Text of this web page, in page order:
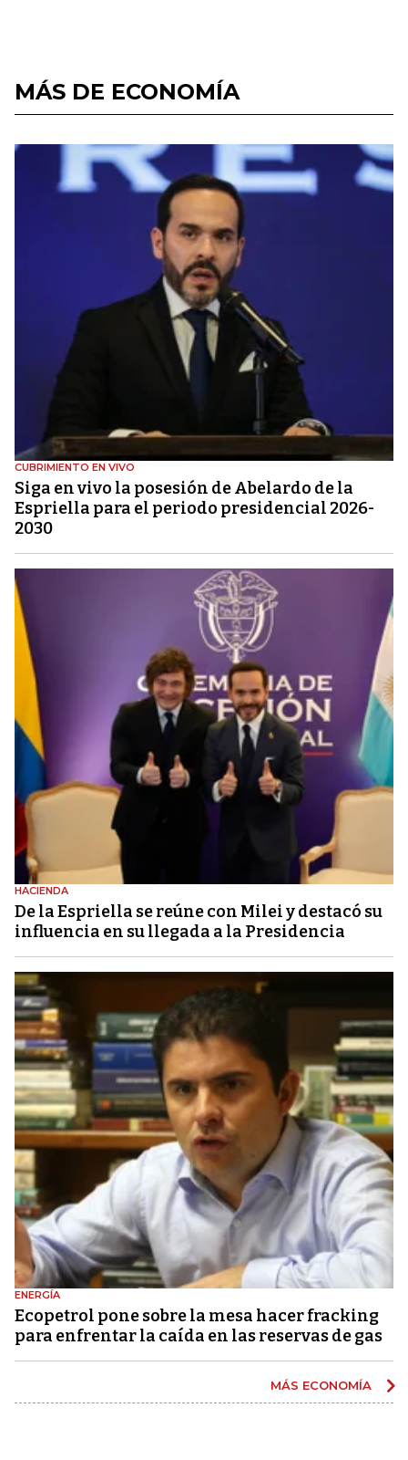
MÁS DE ECONOMÍA
CUBRIMIENTO EN VIVO
Siga en vivo la posesión de Abelardo de la
Espriella para el periodo presidencial 2026-
2030
HACIENDA
De la Espriella se reúne con Milei y destacó su
influencia en su llegada a la Presidencia
ENERGÍA
Ecopetrol pone sobre la mesa hacer fracking
para enfrentar la caída en las reservas de gas
MÁS ECONOMÍA